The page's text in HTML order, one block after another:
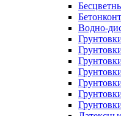
Водно-